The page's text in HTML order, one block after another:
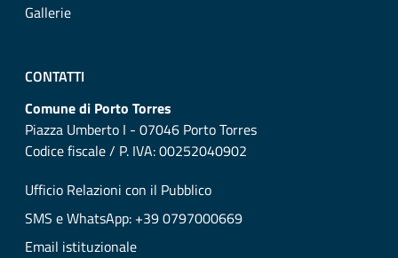
Gallerie
CONTATTI
Comune di Porto Torres
Piazza Umberto I - 07046 Porto Torres
Codice fiscale / P. IVA: 00252040902
Ufficio Relazioni con il Pubblico
SMS e WhatsApp: +39 0797000669
Email istituzionale